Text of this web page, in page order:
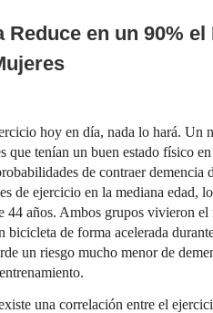
en un 90% el
hoy en día, nada lo hará. Un
que tenían un buen estado físico
de contraer demencia
de ejercicio en la mediana edad,
44 años. Ambos grupos vivieron el
bicicleta de forma acelerada
un riesgo mucho menor de
una correlación entre el